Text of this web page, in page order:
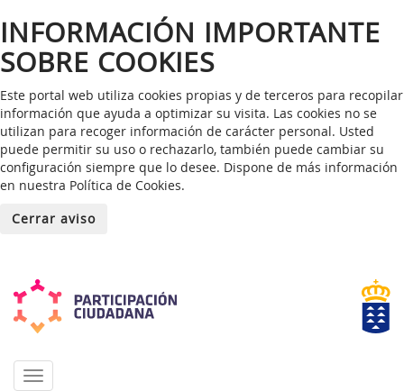
INFORMACIÓN IMPORTANTE
SOBRE COOKIES
Este portal web utiliza cookies propias y de terceros para recopilar
información que ayuda a optimizar su visita. Las cookies no se
utilizan para recoger información de carácter personal. Usted
puede permitir su uso o rechazarlo, también puede cambiar su
configuración siempre que lo desee. Dispone de más información
en nuestra Política de Cookies.
Cerrar aviso
Conmutar